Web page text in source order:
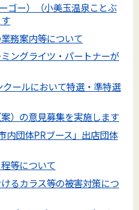
ゴー）（小美玉温泉ことぶ
務案内等について
ングライツ・パートナーが
ールにおいて特選・準特選
）の意見募集を実施します
内団体PRブース」出店団体
等について
るカラス等の被害対策につ